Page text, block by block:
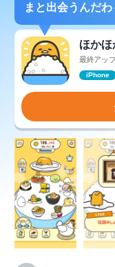
まと出会うんだわ
ほか
最終アッ
iPhone